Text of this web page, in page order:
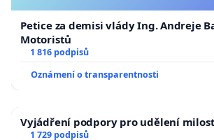
Petice za demisi vlády Ing. Andreje
Motoristů
1 816 podpisů
Oznámení o transparentnosti
Vyjádření podpory pro udělení
1 729 podpisů